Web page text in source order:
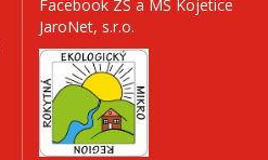
Facebook ZŠ a MŠ Kojetice
JaroNet, s.r.o.